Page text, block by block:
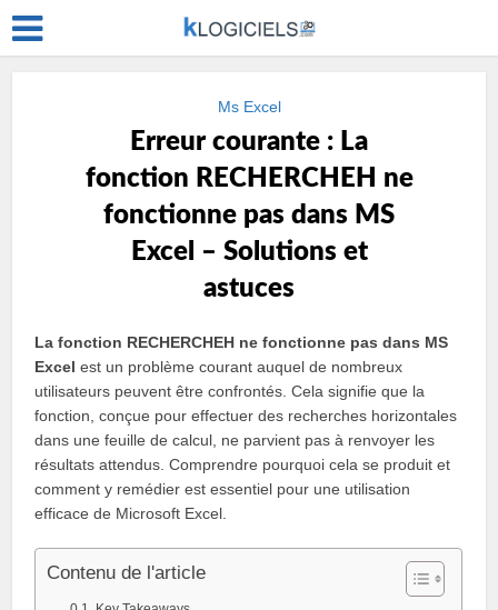
Ms Excel
Erreur courante : La
fonction RECHERCHEH ne
fonctionne pas dans MS
Excel – Solutions et
astuces
La fonction RECHERCHEH ne fonctionne pas dans MS
Excel est un problème courant auquel de nombreux
utilisateurs peuvent être confrontés. Cela signifie que la
fonction, conçue pour effectuer des recherches horizontales
dans une feuille de calcul, ne parvient pas à renvoyer les
résultats attendus. Comprendre pourquoi cela se produit et
comment y remédier est essentiel pour une utilisation
efficace de Microsoft Excel.
Contenu de l'article